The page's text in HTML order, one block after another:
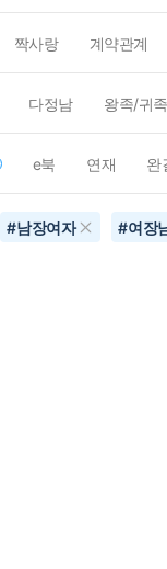
짝사랑 계약관계
다정남 왕족/귀족
e북 연재 완
#남장여자 #여장